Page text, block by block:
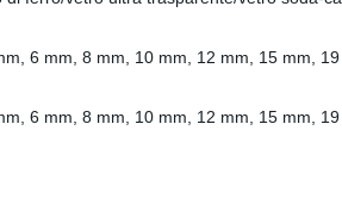
6 mm, 8 mm, 10 mm, 12 mm, 15 mm,
6 mm, 8 mm, 10 mm, 12 mm, 15 mm,